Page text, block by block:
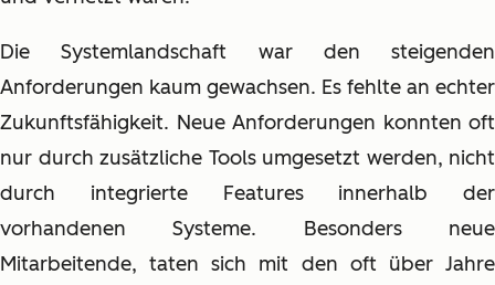
Die Systemlandschaft war den steigenden
Anforderungen kaum gewachsen. Es fehlte an echter
Zukunftsfähigkeit. Neue Anforderungen konnten oft
nur durch zusätzliche Tools umgesetzt werden, nicht
durch integrierte Features innerhalb der
vorhandenen Systeme. Besonders neue
Mitarbeitende, taten sich mit den oft über Jahre